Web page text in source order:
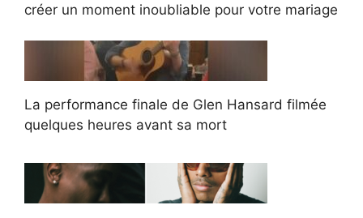
créer un moment inoubliable pour votre mariage
La performance finale de Glen Hansard filmée
quelques heures avant sa mort